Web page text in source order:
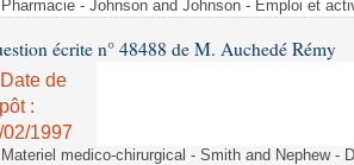
Pharmacie - Johnson and Johnson - Emploi et
écrite n° 48488 de M. Auchedé Rémy
Date de
:
02/1997
Materiel medico-chirurgical - Smith and Nephew -